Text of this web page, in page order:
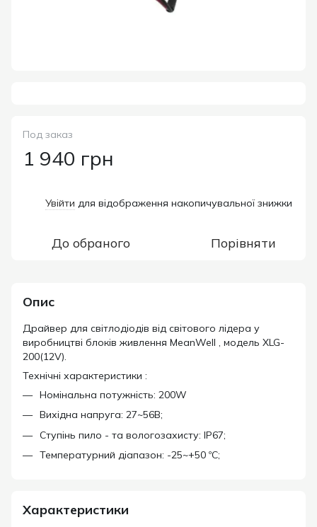
Под заказ
1 940 грн
Увійти для відображення накопичувальної знижки
До обраного Порівняти
Опис
Драйвер для світлодіодів від світового лідера у
виробництві блоків живлення MeanWell , модель XLG-
200(12V).
Технічні характеристики :
Номінальна потужність: 200W
Вихідна напруга: 27~56В;
Ступінь пило - та вологозахисту: IP67;
Температурний діапазон: -25~+50 ºС;
Характеристики